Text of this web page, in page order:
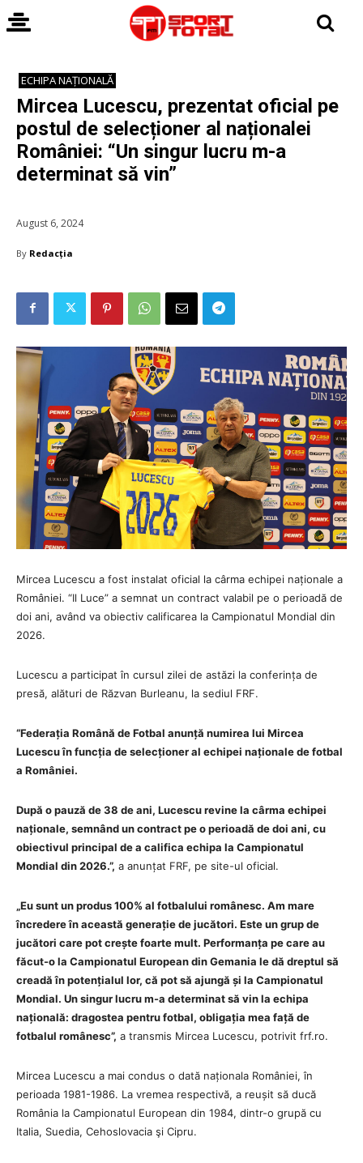
ECHIPA NAȚIONALĂ
Mircea Lucescu, prezentat oficial pe
postul de selecționer al naționalei
României: “Un singur lucru m-a
determinat să vin”
August 6, 2024
By Redacția
Mircea Lucescu a fost instalat oficial la cârma echipei naționale a
României. “Il Luce” a semnat un contract valabil pe o perioadă de
doi ani, având va obiectiv calificarea la Campionatul Mondial din
2026.
Lucescu a participat în cursul zilei de astăzi la conferința de
presă, alături de Răzvan Burleanu, la sediul FRF.
“Federația Română de Fotbal anunță numirea lui Mircea
Lucescu în funcția de selecționer al echipei naționale de fotbal
a României.
După o pauză de 38 de ani, Lucescu revine la cârma echipei
naționale, semnând un contract pe o perioadă de doi ani, cu
obiectivul principal de a califica echipa la Campionatul
Mondial din 2026.”, a anunțat FRF, pe site-ul oficial.
„Eu sunt un produs 100% al fotbalului românesc. Am mare
încredere în această generație de jucători. Este un grup de
jucători care pot crește foarte mult. Performanța pe care au
făcut-o la Campionatul European din Gemania le dă dreptul să
creadă în potențialul lor, că pot să ajungă și la Campionatul
Mondial. Un singur lucru m-a determinat să vin la echipa
națională: dragostea pentru fotbal, obligația mea față de
fotbalul românesc”, a transmis Mircea Lucescu, potrivit frf.ro.
Mircea Lucescu a mai condus o dată naționala României, în
perioada 1981-1986. La vremea respectivă, a reușit să ducă
România la Campionatul European din 1984, dintr-o grupă cu
Italia, Suedia, Cehoslovacia şi Cipru.